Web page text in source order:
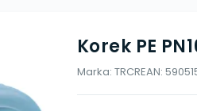
Korek PE
Marka: TRCREAN: